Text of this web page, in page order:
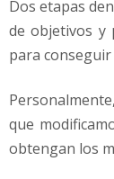
Dos etapas
de objetivos
para
que
obtengan los